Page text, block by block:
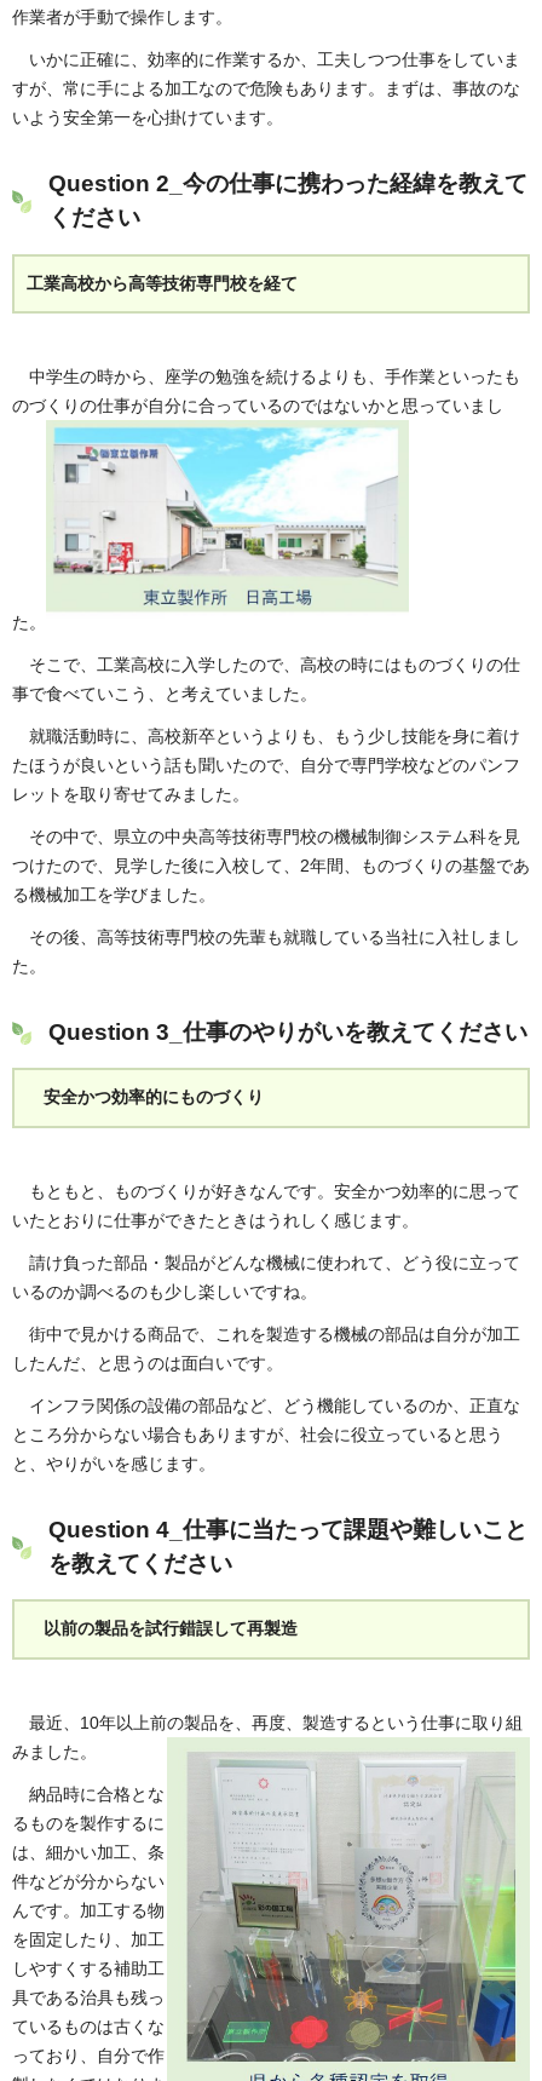
作業者が手動で操作します。
いかに正確に、効率的に作業するか、工夫しつつ仕事をしていま
すが、常に手による加工なので危険もあります。まずは、事故のな
いよう安全第一を心掛けています。
Question 2_今の仕事に携わった経緯を教えて
ください
工業高校から高等技術専門校を経て
中学生の時から、座学の勉強を続けるよりも、手作業といったも
のづくりの仕事が自分に合っているのではないかと思っていまし
た。
そこで、工業高校に入学したので、高校の時にはものづくりの仕
事で食べていこう、と考えていました。
就職活動時に、高校新卒というよりも、もう少し技能を身に着け
たほうが良いという話も聞いたので、自分で専門学校などのパンフ
レットを取り寄せてみました。
その中で、県立の中央高等技術専門校の機械制御システム科を見
つけたので、見学した後に入校して、2年間、ものづくりの基盤であ
る機械加工を学びました。
その後、高等技術専門校の先輩も就職している当社に入社しまし
た。
Question 3_仕事のやりがいを教えてください
安全かつ効率的にものづくり
もともと、ものづくりが好きなんです。安全かつ効率的に思って
いたとおりに仕事ができたときはうれしく感じます。
請け負った部品・製品がどんな機械に使われて、どう役に立って
いるのか調べるのも少し楽しいですね。
街中で見かける商品で、これを製造する機械の部品は自分が加工
したんだ、と思うのは面白いです。
インフラ関係の設備の部品など、どう機能しているのか、正直な
ところ分からない場合もありますが、社会に役立っていると思う
と、やりがいを感じます。
Question 4_仕事に当たって課題や難しいこと
を教えてください
以前の製品を試行錯誤して再製造
最近、10年以上前の製品を、再度、製造するという仕事に取り組
みました。
納品時に合格とな
るものを製作するに
は、細かい加工、条
件などが分からない
んです。加工する物
を固定したり、加工
しやすくする補助工
具である治具も残っ
ているものは古くな
っており、自分で作